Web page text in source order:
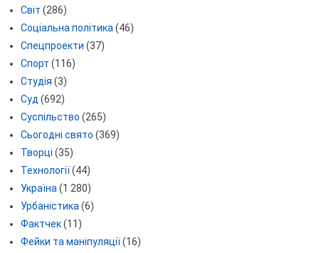
Світ (286)
Соціальна політика (46)
Спецпроекти (37)
Спорт (116)
Студія (3)
Суд (692)
Суспільство (265)
Сьогодні свято (369)
Творці (35)
Технології(44)
Україна (1 280)
Урбаністика (6)
Фактчек(11)
Фейки та маніпуляції(16)